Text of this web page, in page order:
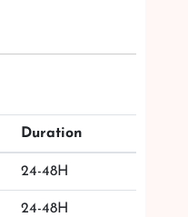
Duration
24-48H
24-48H